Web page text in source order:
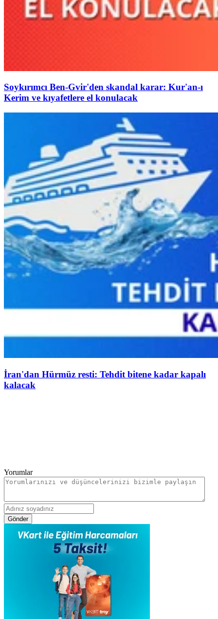
Soykırımcı Ben-Gvir'den skandal karar: Kur'an-ı
Kerim ve kıyafetlere el konulacak
İran'dan Hürmüz resti: Tehdit bitene kadar kapalı
kalacak
Yorumlar
Gönder